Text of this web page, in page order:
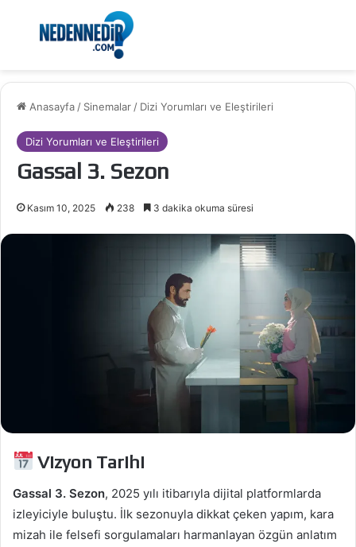
Menü
Anasayfa / Sinemalar / Dizi Yorumları ve Eleştirileri
Dizi Yorumları ve Eleştirileri
Gassal 3. Sezon
Kasım 10, 2025 238 3 dakika okuma süresi
Vizyon Tarihi
Gassal 3. Sezon, 2025 yılı itibarıyla dijital platformlarda
izleyiciyle buluştu. İlk sezonuyla dikkat çeken yapım, kara
mizah ile felsefi sorgulamaları harmanlayan özgün anlatım